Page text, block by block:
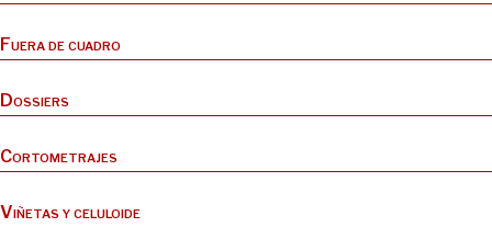
Fuera de cuadro
Dossiers
Cortometrajes
Viñetas y celuloide